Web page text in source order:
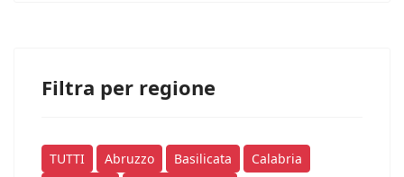
Filtra per regione
TUTTI Abruzzo Basilicata
Calabria